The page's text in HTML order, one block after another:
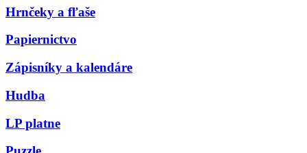
Hrnčeky a fľaše
Papiernictvo
Zápisníky a kalendáre
Hudba
LP platne